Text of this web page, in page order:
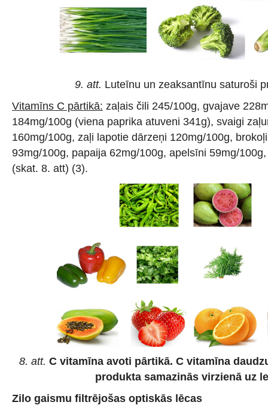
9. att. Luteīnu un zeaksantīnu saturoši
Vitamīns C pārtikā: zaļais čili 245/100g, gvajave
184mg/100g (viena paprika atuveni 341g), svaigi
160mg/100g, zaļi lapotie dārzeņi 120mg/100g,
93mg/100g, papaija 62mg/100g, apelsīni 59mg/
(skat. 8. att) (3).
8. att. C vitamīna avoti pārtikā. C vitamīna
produkta samazinās virzienā uz
Zilo gaismu filtrējošas optiskās lēcas